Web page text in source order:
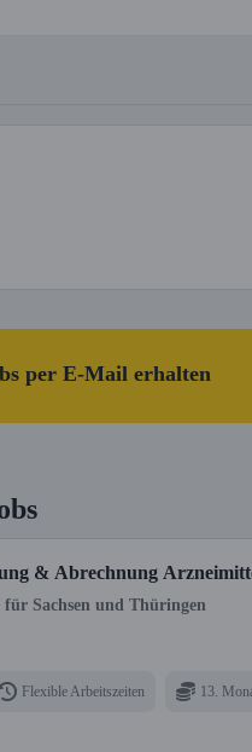
per E-Mail erhalten
& Abrechnung
für Sachsen und Thüringen
Flexible Arbeitszeiten 13.